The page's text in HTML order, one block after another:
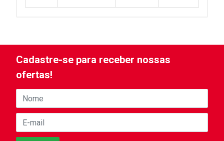
Cadastre-se para receber nossas
ofertas!